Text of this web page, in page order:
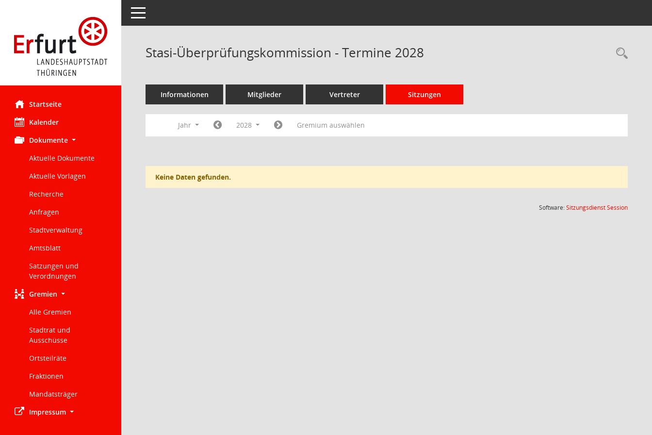
Startseite
Kalender
Dokumente
Aktuelle Dokumente
Aktuelle Vorlagen
Recherche
Anfragen
Stadtverwaltung
Amtsblatt
Satzungen und
Verordnungen
Gremien
Alle Gremien
Stadtrat und
Ausschüsse
Ortsteilräte
Fraktionen
Mandatsträger
Impressum
Toggle navigation
Stasi-Überprüfungskommission - Termine 2028
Informationen Mitglieder Vertreter Sitzungen
Jahr 2028 Gremium auswählen
Keine Daten gefunden.
Software:SitzungsdienstSession(Wird in